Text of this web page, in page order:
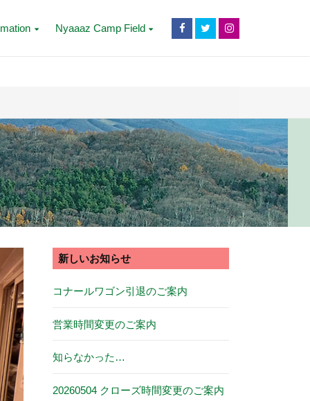
Nyaaaz Camp Field
新しいお知らせ
コナールワゴン引退のご案内
営業時間変更のご案内
知らなかった…
20260504 クローズ時間変更のご案内